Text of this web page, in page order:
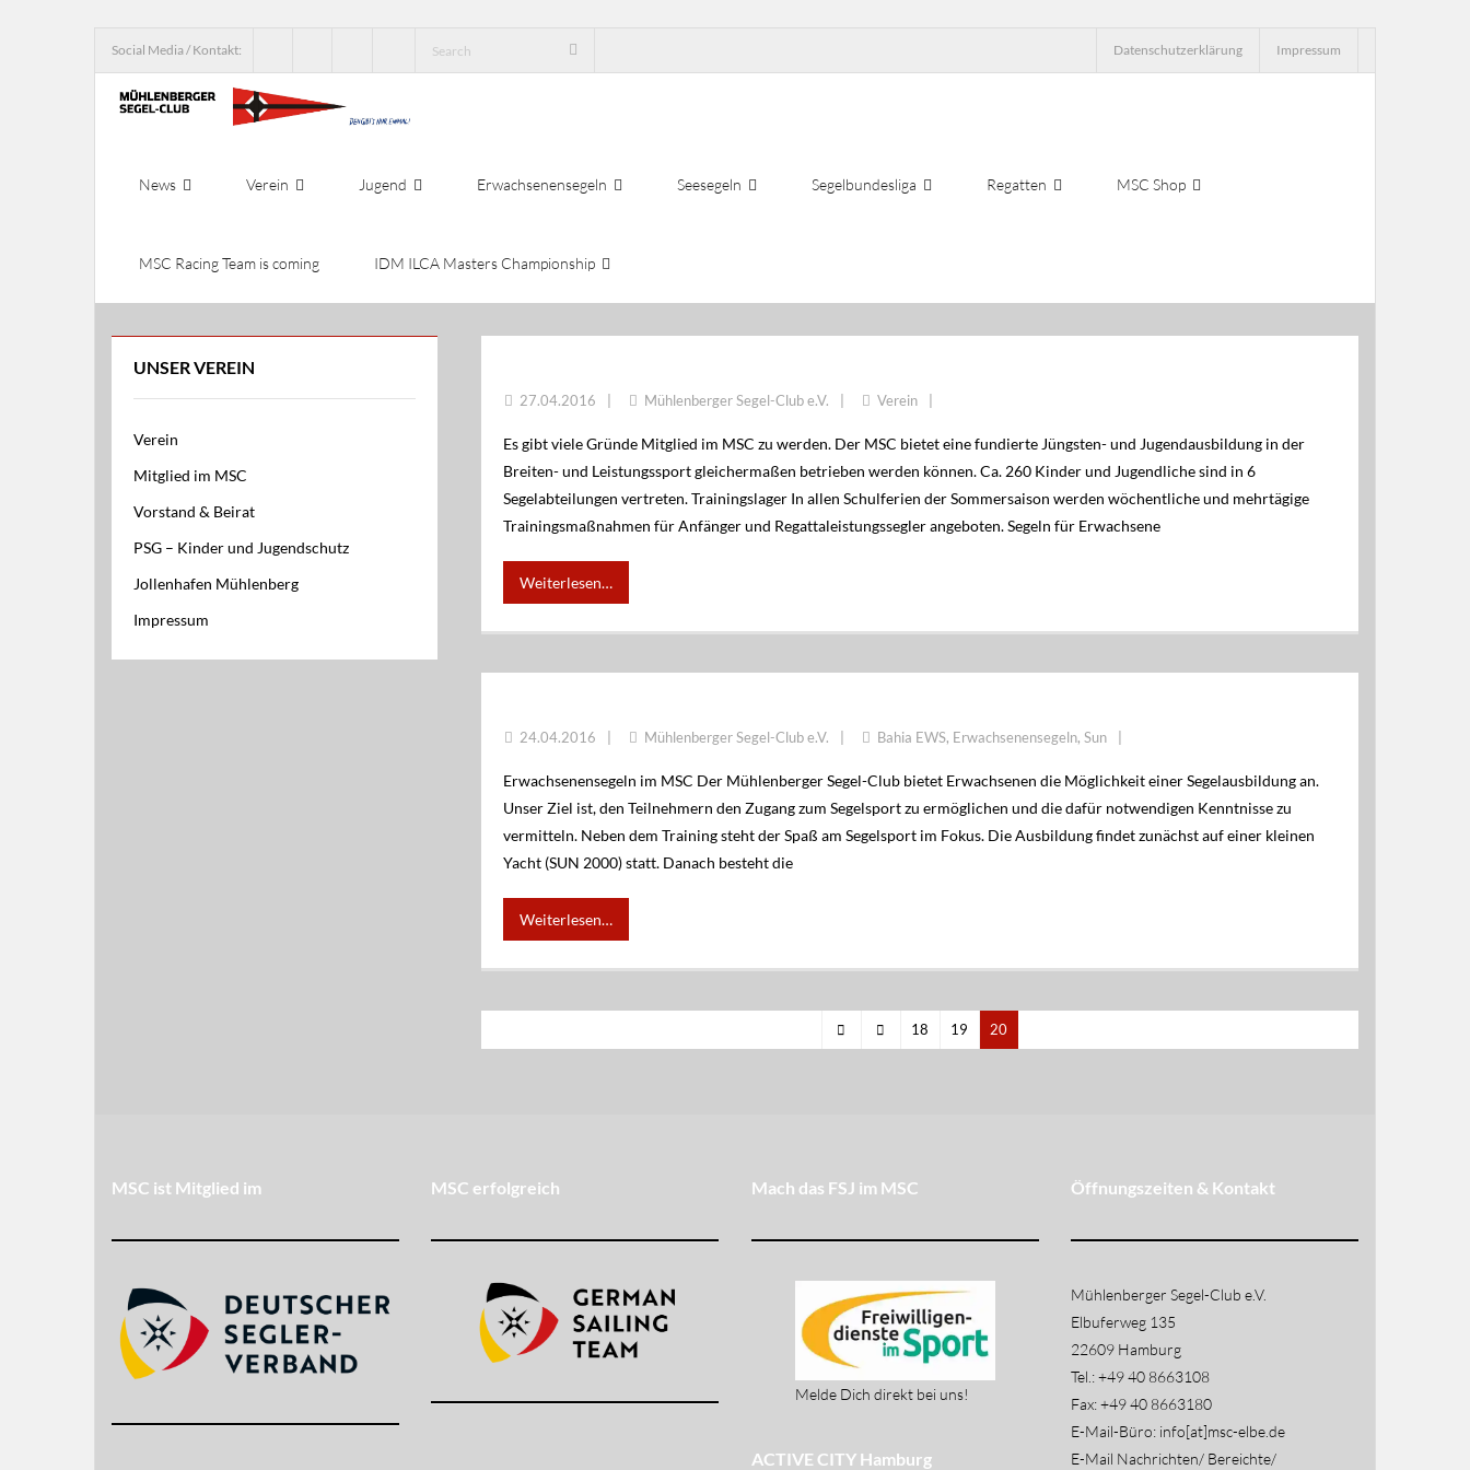
Social Media / Kontakt: Datenschutzerklärung Impressum
News Verein Jugend Erwachsenensegeln Seesegeln Segelbundesliga Regatten MSC Shop
MSC Racing Team is coming IDM ILCA Masters Championship
27.04.2016 Mühlenberger Segel-Club e.V. Verein
Es gibt viele Gründe Mitglied im MSC zu werden. Der MSC bietet eine fundierte Jüngsten- und Jugendausbildung in der
Breiten- und Leistungssport gleichermaßen betrieben werden können. Ca. 260 Kinder und Jugendliche sind in 6
Segelabteilungen vertreten. Trainingslager In allen Schulferien der Sommersaison werden wöchentliche und mehrtägige
Trainingsmaßnahmen für Anfänger und Regattaleistungssegler angeboten. Segeln für Erwachsene
Weiterlesen…
24.04.2016 Mühlenberger Segel-Club e.V. Bahia EWS, Erwachsenensegeln, Sun
Erwachsenensegeln im MSC Der Mühlenberger Segel-Club bietet Erwachsenen die Möglichkeit einer Segelausbildung an.
Unser Ziel ist, den Teilnehmern den Zugang zum Segelsport zu ermöglichen und die dafür notwendigen Kenntnisse zu
vermitteln. Neben dem Training steht der Spaß am Segelsport im Fokus. Die Ausbildung findet zunächst auf einer kleinen
Yacht (SUN 2000) statt. Danach besteht die
Weiterlesen…
18 19 20
UNSER VEREIN
Verein
Mitglied im MSC
Vorstand & Beirat
PSG – Kinder und Jugendschutz
Jollenhafen Mühlenberg
Impressum
MSC ist Mitglied im MSC erfolgreich Mach das FSJ im MSC
Melde Dich direkt bei uns!
ACTIVE CITY Hamburg
Öffnungszeiten & Kontakt
Mühlenberger Segel-Club e.V.
Elbuferweg 135
22609 Hamburg
Tel.: +49 40 8663108
Fax: +49 40 8663180
E-Mail-Büro: info[at]msc-elbe.de
E-Mail Nachrichten/ Bereichte/